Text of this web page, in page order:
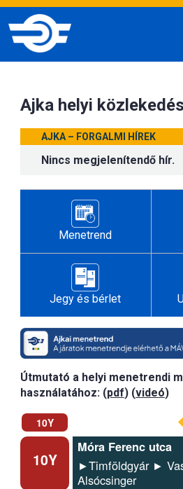
Ajka helyi
AJKA – FORGALMI HÍREK
Nincs megjelenítendő hír.
Menetrend
Jegy és bérlet
Útmutató a helyi menetrendi
használatához: (pdf) (videó)
10Y
10Y
Móra Ferenc utca
►Timföldgyár ►
Alsócsinger